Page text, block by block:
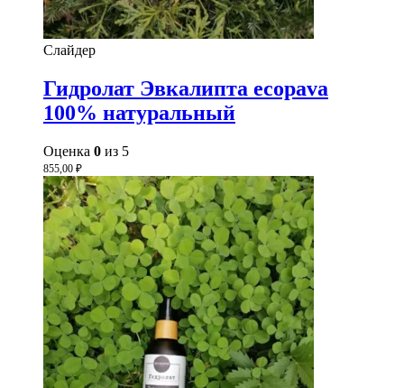
Слайдер
Гидролат Эвкалипта ecopava
100% натуральный
Оценка 0 из 5
855,00 ₽